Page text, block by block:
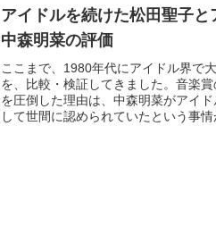
アイドルを続けた松田聖子
中森明菜の評価
ここまで、1980年代にアイドル界で
を、比較・検証してきました。音楽
を圧倒した理由は、中森明菜がアイ
して世間に認められていたという事情